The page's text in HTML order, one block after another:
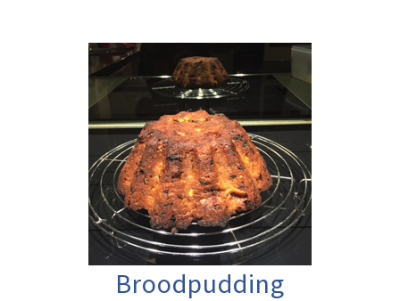
Broodpudding